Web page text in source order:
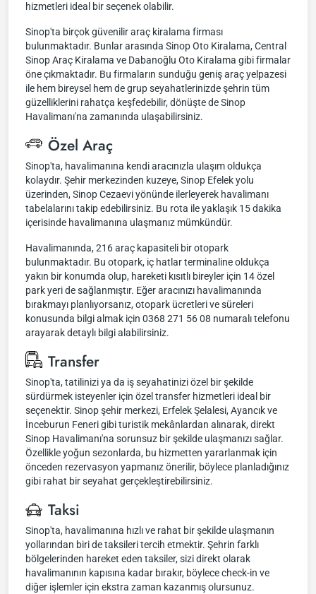
hizmetleri ideal bir seçenek olabilir.
Sinop'ta birçok güvenilir araç kiralama firması
bulunmaktadır. Bunlar arasında Sinop Oto Kiralama, Central
Sinop Araç Kiralama ve Dabanoğlu Oto Kiralama gibi firmalar
öne çıkmaktadır. Bu firmaların sunduğu geniş araç yelpazesi
ile hem bireysel hem de grup seyahatlerinizde şehrin tüm
güzelliklerini rahatça keşfedebilir, dönüşte de Sinop
Havalimanı'na zamanında ulaşabilirsiniz.
Özel Araç
Sinop'ta, havalimanına kendi aracınızla ulaşım oldukça
kolaydır. Şehir merkezinden kuzeye, Sinop Efelek yolu
üzerinden, Sinop Cezaevi yönünde ilerleyerek havalimanı
tabelalarını takip edebilirsiniz. Bu rota ile yaklaşık 15 dakika
içerisinde havalimanına ulaşmanız mümkündür.
Havalimanında, 216 araç kapasiteli bir otopark
bulunmaktadır. Bu otopark, iç hatlar terminaline oldukça
yakın bir konumda olup, hareketi kısıtlı bireyler için 14 özel
park yeri de sağlanmıştır. Eğer aracınızı havalimanında
bırakmayı planlıyorsanız, otopark ücretleri ve süreleri
konusunda bilgi almak için 0368 271 56 08 numaralı telefonu
arayarak detaylı bilgi alabilirsiniz.
Transfer
Sinop'ta, tatilinizi ya da iş seyahatinizi özel bir şekilde
sürdürmek isteyenler için özel transfer hizmetleri ideal bir
seçenektir. Sinop şehir merkezi, Erfelek Şelalesi, Ayancık ve
İnceburun Feneri gibi turistik mekânlardan alınarak, direkt
Sinop Havalimanı'na sorunsuz bir şekilde ulaşmanızı sağlar.
Özellikle yoğun sezonlarda, bu hizmetten yararlanmak için
önceden rezervasyon yapmanız önerilir, böylece planladığınız
gibi rahat bir seyahat gerçekleştirebilirsiniz.
Taksi
Sinop'ta, havalimanına hızlı ve rahat bir şekilde ulaşmanın
yollarından biri de taksileri tercih etmektir. Şehrin farklı
bölgelerinden hareket eden taksiler, sizi direkt olarak
havalimanının kapısına kadar bırakır, böylece check-in ve
diğer işlemler için ekstra zaman kazanmış olursunuz.